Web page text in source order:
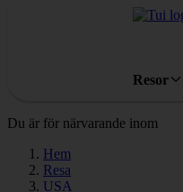
Resor
Du är för närvarande inom
Hem
Resa
USA